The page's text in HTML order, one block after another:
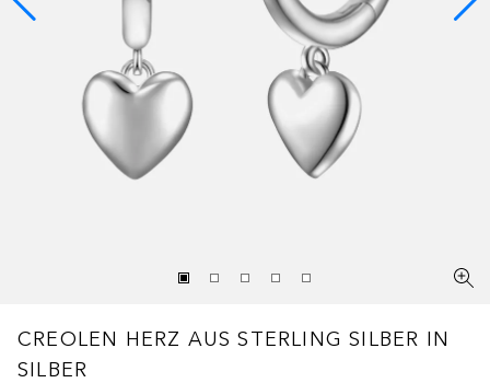
CREOLEN HERZ AUS STERLING SILBER IN
SILBER